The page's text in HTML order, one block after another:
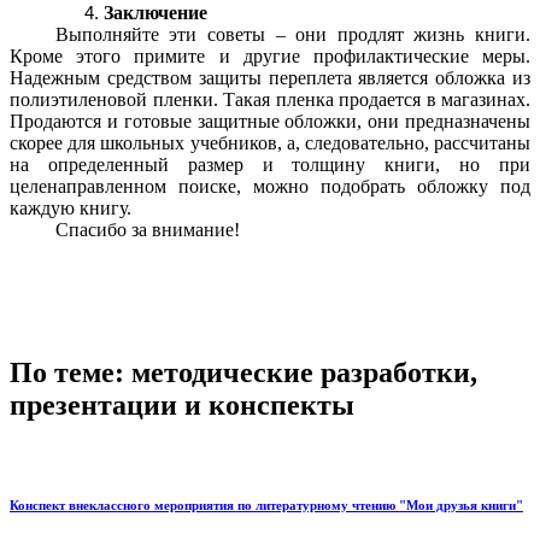
Заключение
Выполняйте эти советы – они продлят жизнь книги.
Кроме этого примите и другие профилактические меры.
Надежным средством защиты переплета является обложка из
полиэтиленовой пленки. Такая пленка продается в магазинах.
Продаются и готовые защитные обложки, они предназначены
скорее для школьных учебников, а, следовательно, рассчитаны
на определенный размер и толщину книги, но при
целенаправленном поиске, можно подобрать обложку под
каждую книгу.
Спасибо за внимание!
По теме: методические разработки,
презентации и конспекты
Конспект внеклассного мероприятия по литературному чтению "Мои друзья книги"